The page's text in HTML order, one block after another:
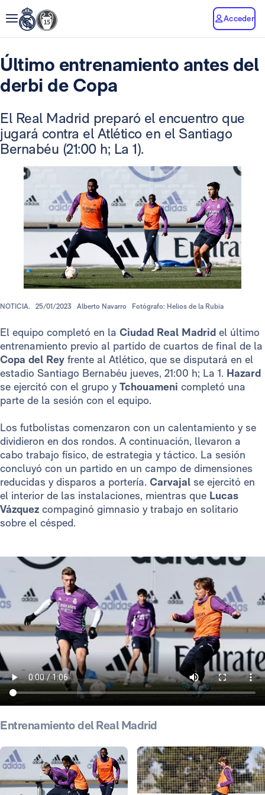
Acceder
Último entrenamiento antes del
derbi de Copa
El Real Madrid preparó el encuentro que
jugará contra el Atlético en el Santiago
Bernabéu (21:00 h; La 1).
NOTICIA. 25/01/2023 Alberto Navarro Fotógrafo: Helios de la Rubia
El equipo completó en la Ciudad Real Madrid el último
entrenamiento previo al partido de cuartos de final de la
Copa del Rey frente al Atlético, que se disputará en el
estadio Santiago Bernabéu jueves, 21:00 h; La 1. Hazard
se ejercitó con el grupo yTchouameni completó una
parte de la sesión con el equipo.
Los futbolistas comenzaron con un calentamiento y se
dividieron en dos rondos. A continuación, llevaron a
cabo trabajo físico, de estrategia y táctico. La sesión
concluyó con un partido en un campo de dimensiones
reducidas y disparos a portería. Carvajal se ejercitó en
el interior de las instalaciones, mientras que Lucas
Vázquez compaginó gimnasio y trabajo en solitario
sobre el césped.
Entrenamiento del Real Madrid